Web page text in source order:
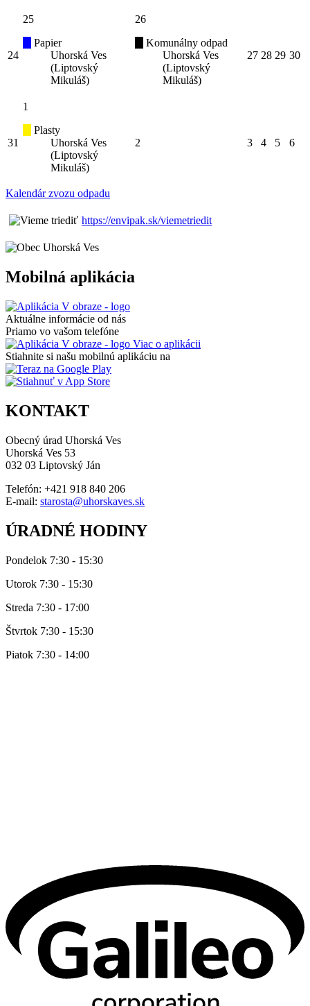
24
25
Papier
Uhorská Ves
(Liptovský
Mikuláš)
26
Komunálny odpad
Uhorská Ves
(Liptovský
Mikuláš)
27 28 29 30
31
1
Plasty
Uhorská Ves
(Liptovský
Mikuláš)
2 3 4 5 6
Kalendár zvozu odpadu
https://envipak.sk/viemetriedit
Mobilná aplikácia
Aktuálne informácie od nás
Priamo vo vašom telefóne
Viac o aplikácii
Stiahnite si našu mobilnú aplikáciu na
KONTAKT
Obecný úrad Uhorská Ves
Uhorská Ves 53
032 03 Liptovský Ján
Telefón: +421 918 840 206
E-mail: starosta@uhorskaves.sk
ÚRADNÉ HODINY
Pondelok 7:30 - 15:30
Utorok 7:30 - 15:30
Streda 7:30 - 17:00
Štvrtok 7:30 - 15:30
Piatok 7:30 - 14:00